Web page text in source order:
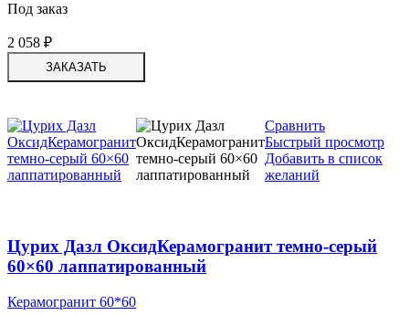
Под заказ
2 058 ₽
ЗАКАЗАТЬ
Сравнить
Быстрый просмотр
Добавить в список
желаний
Цурих Дазл ОксидКерамогранит темно-серый
60×60 лаппатированный
Керамогранит 60*60